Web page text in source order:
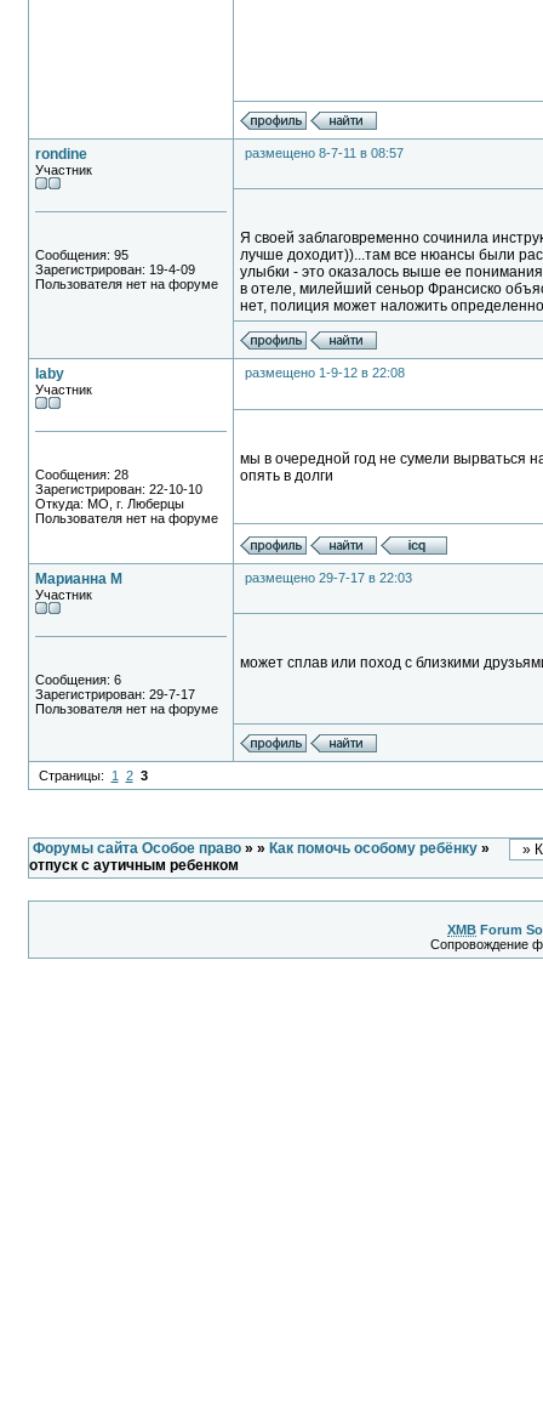
rondine
Участник
Сообщения: 95
Зарегистрирован: 19-4-09
Пользователя нет на форуме
размещено 8-7-11 в 08:57
Я своей заблаговременно сочинила
лучше доходит))...там все нюансы были
улыбки - это оказалось выше ее
в отеле, милейший сеньор Франсиско
нет, полиция может наложить
laby
Участник
Сообщения: 28
Зарегистрирован: 22-10-10
Откуда: МО, г. Люберцы
Пользователя нет на форуме
размещено 1-9-12 в 22:08
мы в очередной год не сумели вырваться
опять в долги
Марианна М
Участник
Сообщения: 6
Зарегистрирован: 29-7-17
Пользователя нет на форуме
размещено 29-7-17 в 22:03
может сплав или поход с близкими
Страницы: 1 2 3
Форумы сайта Особое право» » Как помочь особому ребёнку»
отпуск с аутичным ребенком
XMB Forum
Сопровождение